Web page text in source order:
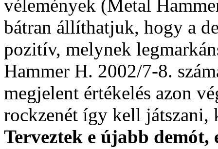
vélemények (Metal
bátran állíthatjuk, hogy a
pozitív, melynek
Hammer H. 2002/7-8.
megjelent értékelés azon
rockzenét így kell játszani,
Terveztek e újabb demót,